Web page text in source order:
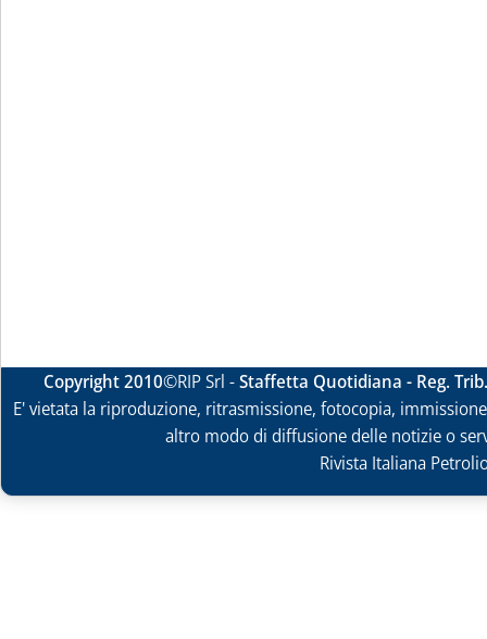
Copyright 2010©RIP Srl -Staffetta Quotidiana - Reg.
E' vietata la riproduzione, ritrasmissione, fotocopia,
altro modo di diffusione delle notizie o
Rivista Italiana